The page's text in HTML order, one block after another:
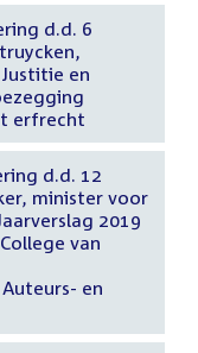
d.d. 6
en
erfrecht
d.d. 12
minister voor
2019
van
en